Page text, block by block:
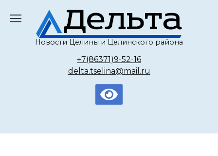
содержанию
Новости Целины и Целинского района
+7(86371)9-52-16
delta.tselina@mail.ru